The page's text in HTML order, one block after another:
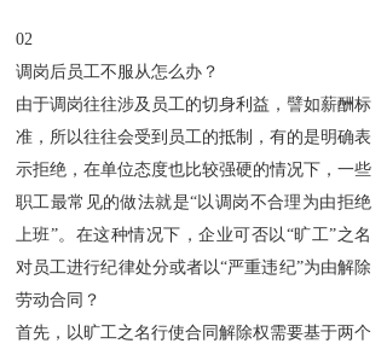
02
调岗后员工不服从怎么办？
由于调岗往往涉及员工的切身利益，譬如薪酬标
准，所以往往会受到员工的抵制，有的是明确表
示拒绝，在单位态度也比较强硬的情况下，一些
职工最常见的做法就是“以调岗不合理为由拒绝
上班”。在这种情况下，企业可否以“旷工”之名
对员工进行纪律处分或者以“严重违纪”为由解除
劳动合同？
首先，以旷工之名行使合同解除权需要基于两个